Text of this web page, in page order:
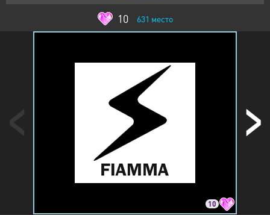
10
631 место
10